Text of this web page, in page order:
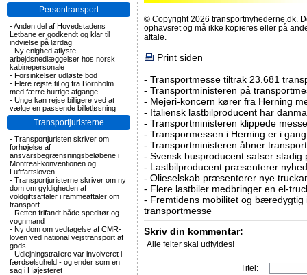
Persontransport
-Anden del af Hovedstadens
Letbane er godkendt og klar til
indvielse på lørdag
- Ny enighed aflyste
arbejdsnedlæggelser hos norsk
kabinepersonale
- Forsinkelser udløste bod
- Flere rejste til og fra Bornholm
med færre hurtige afgange
- Unge kan rejse billigere ved at
vælge en passende billetløsning
Transportjuristerne
- Transportjuristen skriver om
forhøjelse af
ansvarsbegrænsningsbeløbene i
Montreal-konventionen og
Luftfartsloven
- Transportjuristerne skriver om ny
dom om gyldigheden af
voldgiftsaftaler i rammeaftaler om
transport
- Retten frifandt både speditør og
vognmand
- Ny dom om vedtagelse af CMR-
loven ved national vejstransport af
gods
- Udlejningstrailere var involveret i
færdselsuheld - og ender som en
sag i Højesteret
© Copyright 2026 transportnyhederne.dk.
ophavsret og må ikke kopieres eller på
aftale.
Print siden
- Transportmesse tiltrak 23.681
- Transportministeren på
- Mejeri-koncern kører fra Herning
- Italiensk lastbilproducent har
- Transportministeren klippede
- Transpormessen i Herning er i gang
- Transportministeren åbner
- Svensk busproducent satser
- Lastbilproducent præsenterer
- Olieselskab præsenterer nye
- Flere lastbiler medbringer en el-
- Fremtidens mobilitet og bæredygtig
transportmesse
Skriv din kommentar:
Alle felter skal udfyldes!
Titel: